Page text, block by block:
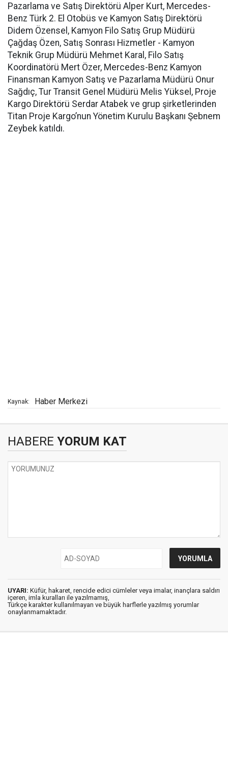
Pazarlama ve Satış Direktörü Alper Kurt, Mercedes-
Benz Türk 2. El Otobüs ve Kamyon Satış Direktörü
Didem Özensel, Kamyon Filo Satış Grup Müdürü
Çağdaş Özen, Satış Sonrası Hizmetler - Kamyon
Teknik Grup Müdürü Mehmet Karal, Filo Satış
Koordinatörü Mert Özer, Mercedes-Benz Kamyon
Finansman Kamyon Satış ve Pazarlama Müdürü Onur
Sağdıç, Tur Transit Genel Müdürü Melis Yüksel, Proje
Kargo Direktörü Serdar Atabek ve grup şirketlerinden
Titan Proje Kargo’nun Yönetim Kurulu Başkanı Şebnem
Zeybek katıldı.
Kaynak: Haber Merkezi
HABERE YORUM KAT
UYARI: Küfür, hakaret, rencide edici cümleler veya imalar, inançlara saldırı
içeren, imla kuralları ile yazılmamış,
Türkçe karakter kullanılmayan ve büyük harflerle yazılmış yorumlar
onaylanmamaktadır.